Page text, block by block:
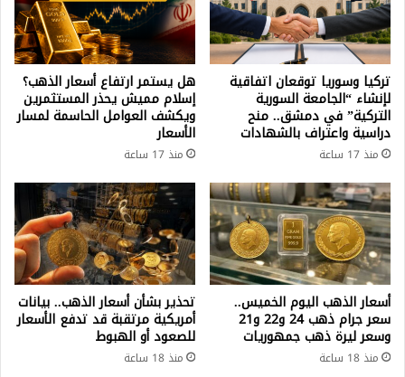
تركيا وسوريا توقعان اتفاقية
لإنشاء “الجامعة السورية
التركية” في دمشق.. منح
دراسية واعتراف بالشهادات
منذ 17 ساعة
هل يستمر ارتفاع أسعار الذهب؟
إسلام مميش يحذر المستثمرين
ويكشف العوامل الحاسمة لمسار
الأسعار
منذ 17 ساعة
أسعار الذهب اليوم الخميس..
سعر جرام ذهب 24 و22 و21
وسعر ليرة ذهب جمهوريات
منذ 18 ساعة
تحذير بشأن أسعار الذهب.. بيانات
أمريكية مرتقبة قد تدفع الأسعار
للصعود أو الهبوط
منذ 18 ساعة